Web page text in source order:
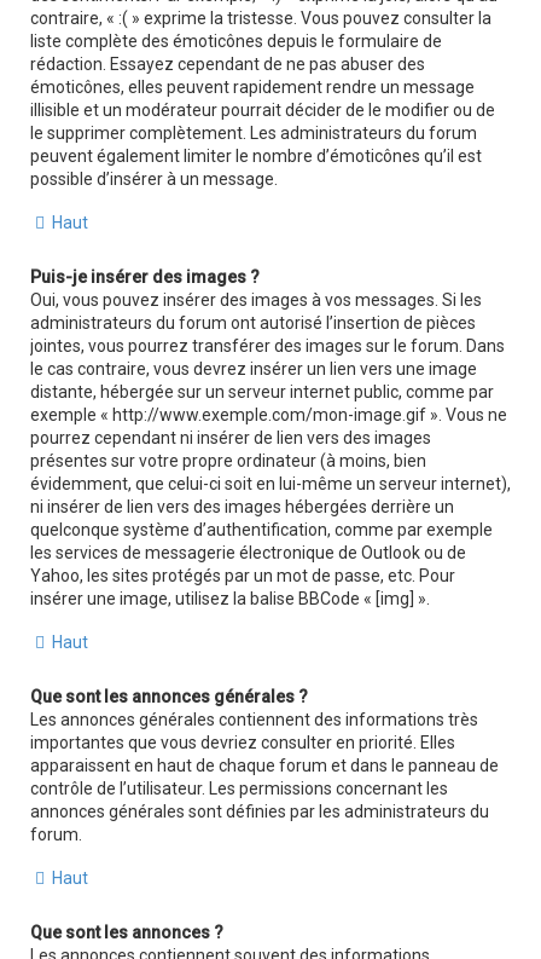
contraire, « :( » exprime la tristesse. Vous pouvez consulter la
liste complète des émoticônes depuis le formulaire de
rédaction. Essayez cependant de ne pas abuser des
émoticônes, elles peuvent rapidement rendre un message
illisible et un modérateur pourrait décider de le modifier ou de
le supprimer complètement. Les administrateurs du forum
peuvent également limiter le nombre d’émoticônes qu’il est
possible d’insérer à un message.
Haut
Puis-je insérer des images ?
Oui, vous pouvez insérer des images à vos messages. Si les
administrateurs du forum ont autorisé l’insertion de pièces
jointes, vous pourrez transférer des images sur le forum. Dans
le cas contraire, vous devrez insérer un lien vers une image
distante, hébergée sur un serveur internet public, comme par
exemple « http://www.exemple.com/mon-image.gif ». Vous ne
pourrez cependant ni insérer de lien vers des images
présentes sur votre propre ordinateur (à moins, bien
évidemment, que celui-ci soit en lui-même un serveur internet),
ni insérer de lien vers des images hébergées derrière un
quelconque système d’authentification, comme par exemple
les services de messagerie électronique de Outlook ou de
Yahoo, les sites protégés par un mot de passe, etc. Pour
insérer une image, utilisez la balise BBCode « [img] ».
Haut
Que sont les annonces générales ?
Les annonces générales contiennent des informations très
importantes que vous devriez consulter en priorité. Elles
apparaissent en haut de chaque forum et dans le panneau de
contrôle de l’utilisateur. Les permissions concernant les
annonces générales sont définies par les administrateurs du
forum.
Haut
Que sont les annonces ?
Les annonces contiennent souvent des informations